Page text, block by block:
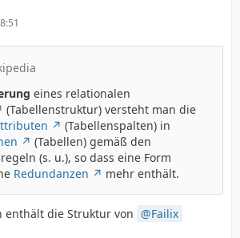
eines relationalen
(Tabellenstruktur) versteht man die
(Tabellenspalten) in
(Tabellen) gemäß den
(s. u.), so dass eine Form
Redundanzen mehr enthält.
enthält die Struktur von
Failix